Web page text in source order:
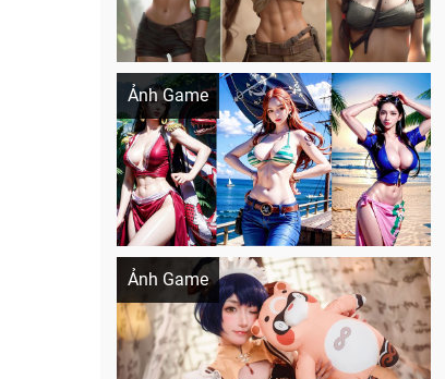
Ảnh Game
Khi AI Cosplay gái đẹp One Piece
Ảnh Game
Cosplay Xiangling siêu cute